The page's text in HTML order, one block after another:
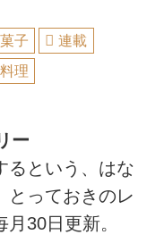
子
連載
理
ー
るという、はな
とっておきのレ
30日更新。